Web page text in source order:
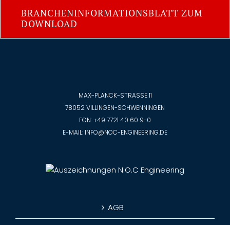
BRANCHENINFORMATIONSBLATT ZUM
DOWNLOAD
MAX-PLANCK-STRASSE 11
78052 VILLINGEN-SCHWENNINGEN
FON:+49 7721 40 60 9-0
E-MAIL: INFO@NOC-ENGINEERING.DE
AGB